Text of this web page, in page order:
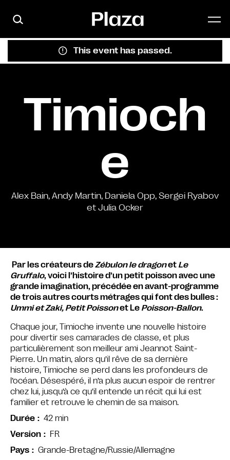
This event has passed.
Timioch
e
Alex Bain, Andy Martin, Daniela Opp, Sergei Ryabov
et Julia Ocker
Par les créateurs deZébulon le dragonet Le
Gruffalo, voici l’histoire d’un petit poisson avec une
grande imagination, précédée en avant-programme
de trois autres courts métrages qui font des bulles :
Ummi et Zaki, Petit Poissonet Le Poisson-Ballon.
Chaque jour, Timioche invente une nouvelle histoire
pour divertir ses camarades de classe, et plus
particulièrement son meilleur ami Jeannot Saint-
Pierre. Un matin, alors qu’il rêve de sa dernière
histoire, Timioche se perd dans les profondeurs de
l’océan. Désespéré, il n’a plus aucun espoir de rentrer
chez lui, jusqu’à ce qu’il entende un récit qui lui est
familier et retrouve le chemin de sa maison.
Durée
42 min
Version
FR
Pays
Grande-Bretagne/Russie/Allemagne